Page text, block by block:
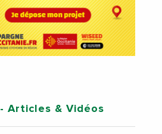
- Articles & Vidéos